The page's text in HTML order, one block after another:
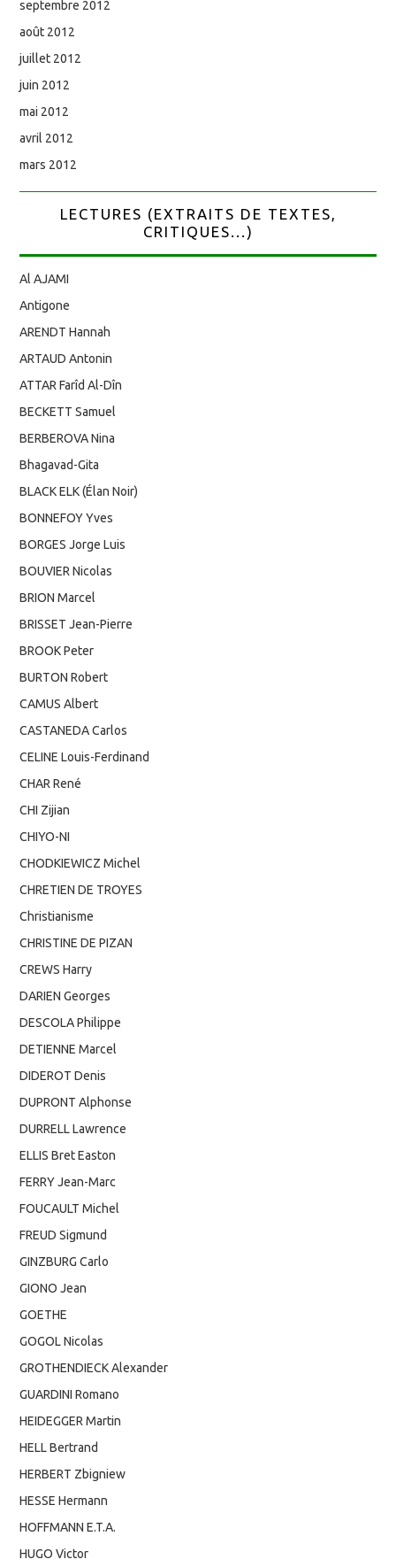
septembre 2012
août 2012
juillet 2012
juin 2012
mai 2012
avril 2012
mars 2012
LECTURES (EXTRAITS DE TEXTES,
CRITIQUES...)
Al AJAMI
Antigone
ARENDT Hannah
ARTAUD Antonin
ATTAR Farîd Al-Dîn
BECKETT Samuel
BERBEROVA Nina
Bhagavad-Gita
BLACK ELK (Élan Noir)
BONNEFOY Yves
BORGES Jorge Luis
BOUVIER Nicolas
BRION Marcel
BRISSET Jean-Pierre
BROOK Peter
BURTON Robert
CAMUS Albert
CASTANEDA Carlos
CELINE Louis-Ferdinand
CHAR René
CHI Zijian
CHIYO-NI
CHODKIEWICZ Michel
CHRETIEN DE TROYES
Christianisme
CHRISTINE DE PIZAN
CREWS Harry
DARIEN Georges
DESCOLA Philippe
DETIENNE Marcel
DIDEROT Denis
DUPRONT Alphonse
DURRELL Lawrence
ELLIS Bret Easton
FERRY Jean-Marc
FOUCAULT Michel
FREUD Sigmund
GINZBURG Carlo
GIONO Jean
GOETHE
GOGOL Nicolas
GROTHENDIECK Alexander
GUARDINI Romano
HEIDEGGER Martin
HELL Bertrand
HERBERT Zbigniew
HESSE Hermann
HOFFMANN E.T.A.
HUGO Victor